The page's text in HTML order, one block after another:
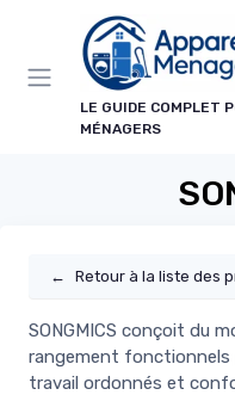
LE GUIDE COMPLET
MÉNAGERS
← Retour à la liste des
SONGMICS conçoit du
rangement fonctionnels
travail ordonnés et
Panneau de gestion des